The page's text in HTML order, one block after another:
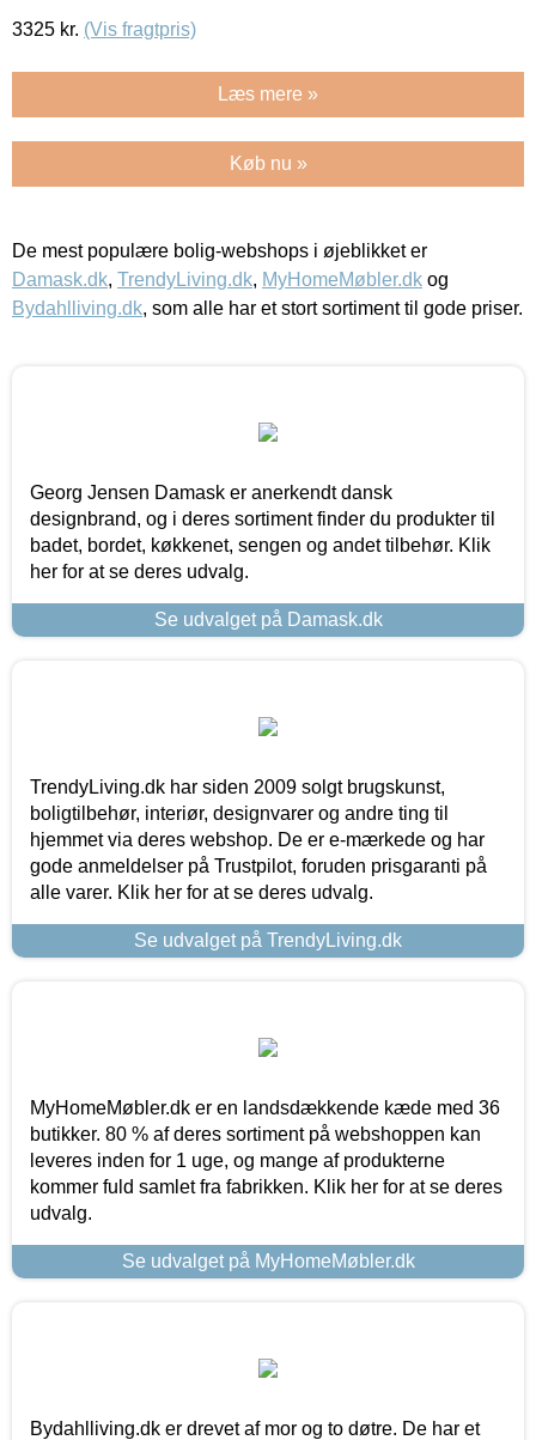
3325 kr. (Vis fragtpris)
Læs mere »
Køb nu »
De mest populære bolig-webshops i øjeblikket er
Damask.dk, TrendyLiving.dk, MyHomeMøbler.dk og
Bydahlliving.dk, som alle har et stort sortiment til gode priser.
Georg Jensen Damask er anerkendt dansk
designbrand, og i deres sortiment finder du produkter til
badet, bordet, køkkenet, sengen og andet tilbehør. Klik
her for at se deres udvalg.
Se udvalget på Damask.dk
TrendyLiving.dk har siden 2009 solgt brugskunst,
boligtilbehør, interiør, designvarer og andre ting til
hjemmet via deres webshop. De er e-mærkede og har
gode anmeldelser på Trustpilot, foruden prisgaranti på
alle varer. Klik her for at se deres udvalg.
Se udvalget på TrendyLiving.dk
MyHomeMøbler.dk er en landsdækkende kæde med 36
butikker. 80 % af deres sortiment på webshoppen kan
leveres inden for 1 uge, og mange af produkterne
kommer fuld samlet fra fabrikken. Klik her for at se deres
udvalg.
Se udvalget på MyHomeMøbler.dk
Bydahlliving.dk er drevet af mor og to døtre. De har et